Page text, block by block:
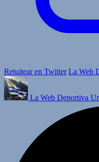
Retuitear en Twitter La Web
La Web Deportiva